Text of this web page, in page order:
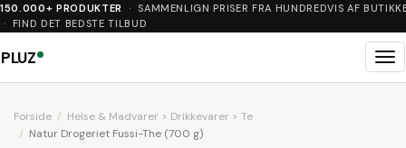
150.000+ PRODUKTER
· SAMMENLIGN PRISER FRA HUNDREDVIS AF
· FIND DET BEDSTE TILBUD
PLUZ
Forside
Helse & Madvarer > Drikkevarer > Te
Natur Drogeriet Fussi-The (700 g)